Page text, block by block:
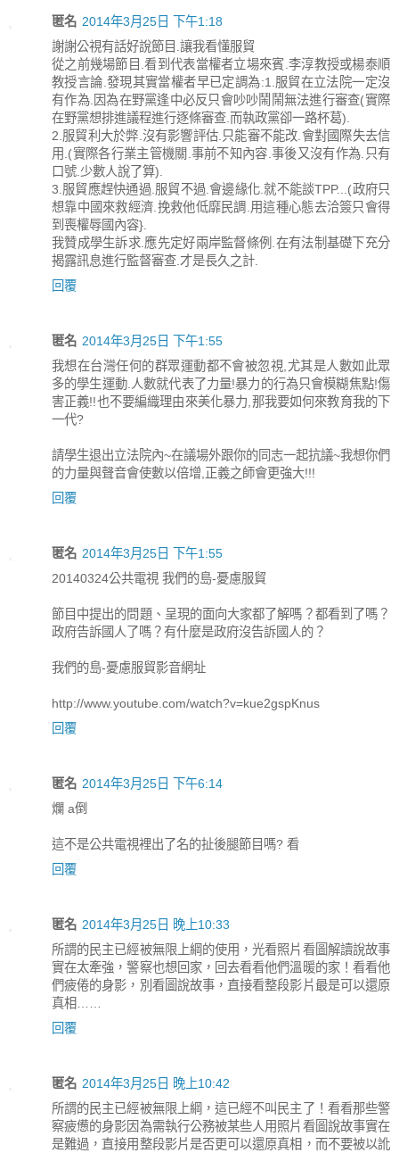
匿名 2014年3月25日 下午1:18
謝謝公視有話好說節目.讓我看懂服貿
從之前幾場節目.看到代表當權者立場來賓.李淳教授或楊泰順
教授言論.發現其實當權者早已定調為:1.服貿在立法院一定沒
有作為.因為在野黨逢中必反只會吵吵鬧鬧無法進行審查(實際
在野黨想排進議程進行逐條審查.而執政黨卻一路杯葛).
2.服貿利大於弊.沒有影響評估.只能審不能改.會對國際失去信
用.(實際各行業主管機關.事前不知內容.事後又沒有作為.只有
口號.少數人說了算).
3.服貿應趕快通過.服貿不過.會邊緣化.就不能談TPP...(政府只
想靠中國來救經濟.挽救他低靡民調.用這種心態去洽簽只會得
到喪權辱國內容}.
我贊成學生訴求.應先定好兩岸監督條例.在有法制基礎下充分
揭露訊息進行監督審查.才是長久之計.
回覆
匿名 2014年3月25日 下午1:55
我想在台灣任何的群眾運動都不會被忽視,尤其是人數如此眾
多的學生運動.人數就代表了力量!暴力的行為只會模糊焦點!傷
害正義!!也不要編織理由來美化暴力,那我要如何來教育我的下
一代?
請學生退出立法院內~在議場外跟你的同志一起抗議~我想你們
的力量與聲音會使數以倍增,正義之師會更強大!!!
回覆
匿名 2014年3月25日 下午1:55
20140324公共電視 我們的島-憂慮服貿
節目中提出的問題、呈現的面向大家都了解嗎？都看到了嗎？
政府告訴國人了嗎？有什麼是政府沒告訴國人的？
我們的島-憂慮服貿影音網址
http://www.youtube.com/watch?v=kue2gspKnus
回覆
匿名 2014年3月25日 下午6:14
爛 a倒
這不是公共電視裡出了名的扯後腿節目嗎? 看
回覆
匿名 2014年3月25日 晚上10:33
所謂的民主已經被無限上綱的使用，光看照片看圖解讀說故事
實在太牽強，警察也想回家，回去看看他們溫暖的家！看看他
們疲倦的身影，別看圖說故事，直接看整段影片最是可以還原
真相……
回覆
匿名 2014年3月25日 晚上10:42
所謂的民主已經被無限上綱，這已經不叫民主了！看看那些警
察疲憊的身影因為需執行公務被某些人用照片看圖說故事實在
是難過，直接用整段影片是否更可以還原真相，而不要被以訛